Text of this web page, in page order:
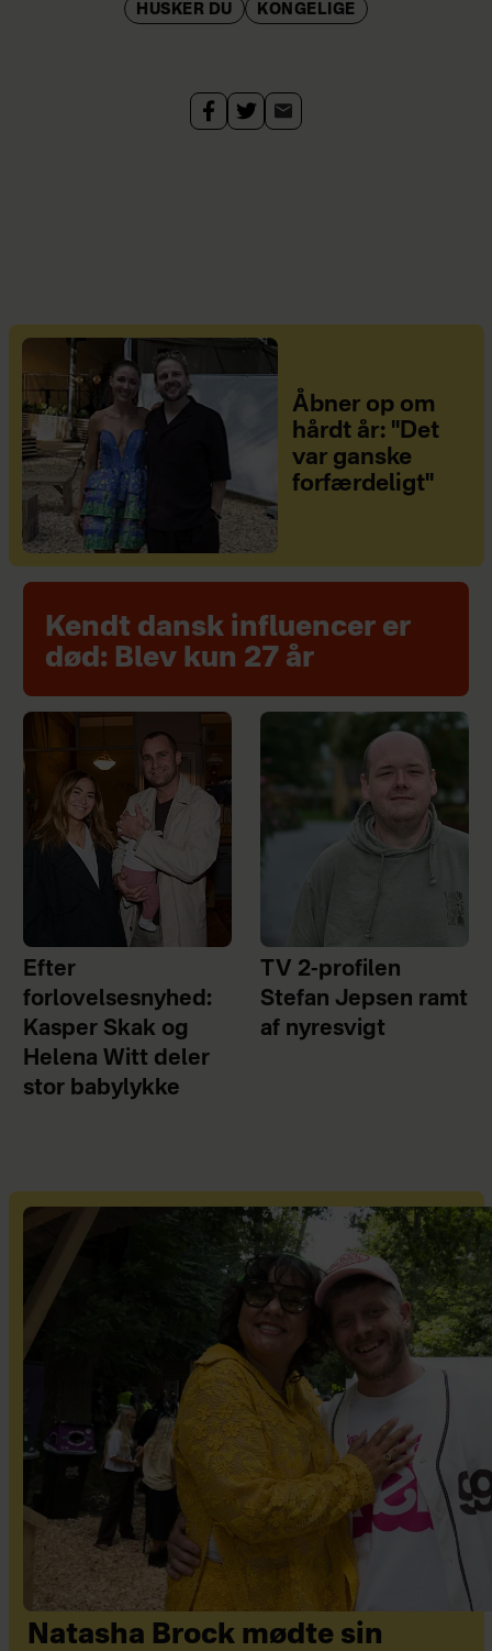
HUSKER DU KONGELIGE
Åbner op om
hårdt år: "Det
var ganske
forfærdeligt"
Kendt dansk influencer er
død: Blev kun 27 år
Efter
forlovelsesnyhed:
Kasper Skak og
Helena Witt deler
stor babylykke
TV 2-profilen
Stefan Jepsen ramt
af nyresvigt
Natasha Brock mødte sin